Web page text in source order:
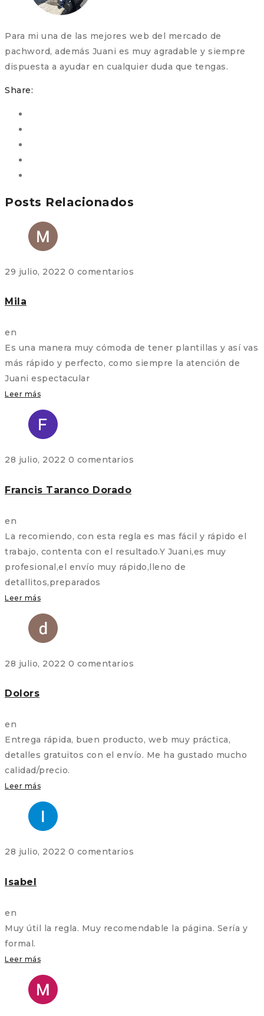
Para mi una de las mejores web del mercado de
pachword, además Juani es muy agradable y siempre
dispuesta a ayudar en cualquier duda que tengas.
Share:
Posts Relacionados
29 julio, 2022 0 comentarios
Mila
en
Es una manera muy cómoda de tener plantillas y así vas
más rápido y perfecto, como siempre la atención de
Juani espectacular
Leer más
28 julio, 2022 0 comentarios
Francis Taranco Dorado
en
La recomiendo, con esta regla es mas fácil y rápido el
trabajo, contenta con el resultado.Y Juani,es muy
profesional,el envío muy rápido,lleno de
detallitos,preparados
Leer más
28 julio, 2022 0 comentarios
Dolors
en
Entrega rápida, buen producto, web muy práctica,
detalles gratuitos con el envío. Me ha gustado mucho
calidad/precio.
Leer más
28 julio, 2022 0 comentarios
Isabel
en
Muy útil la regla. Muy recomendable la página. Sería y
formal.
Leer más